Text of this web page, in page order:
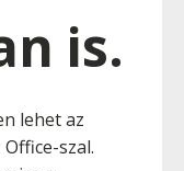
is.
lehet az
szal.